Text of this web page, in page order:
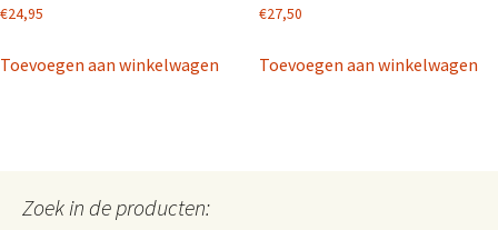
€24,95
Toevoegen aan winkelwagen
€27,50
Toevoegen aan winkelwagen
Zoek in de producten: